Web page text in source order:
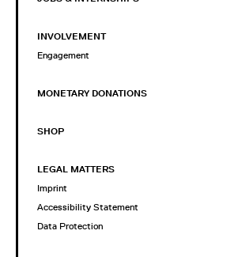
INVOLVEMENT
Engagement
MONETARY DONATIONS
SHOP
LEGAL MATTERS
Imprint
Accessibility Statement
Data Protection